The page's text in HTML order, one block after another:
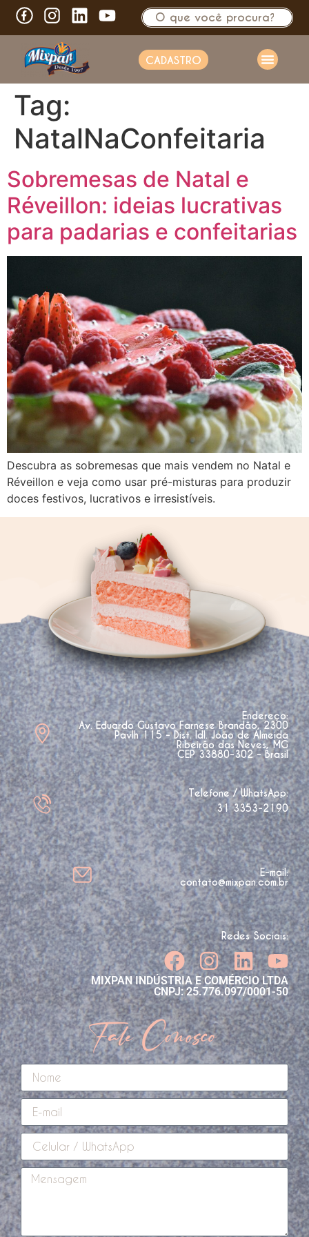
CADASTRO
Tag:
NatalNaConfeitaria
Sobremesas de Natal e
Réveillon: ideias lucrativas
para padarias e confeitarias
Descubra as sobremesas que mais vendem no Natal e
Réveillon e veja como usar pré-misturas para produzir
doces festivos, lucrativos e irresistíveis.
Endereço:
Av. Eduardo Gustavo Farnese Brandão, 2300
Pavlh 115 - Dist. Idl. João de Almeida
Ribeirão das Neves, MG
CEP 33880-302 - Brasil
Telefone / WhatsApp:
31 3353-2190
E-mail:
contato@mixpan.com.br
Redes Sociais:
MIXPAN INDÚSTRIA E COMÉRCIO LTDA
CNPJ: 25.776.097/0001-50
Fale Conosco